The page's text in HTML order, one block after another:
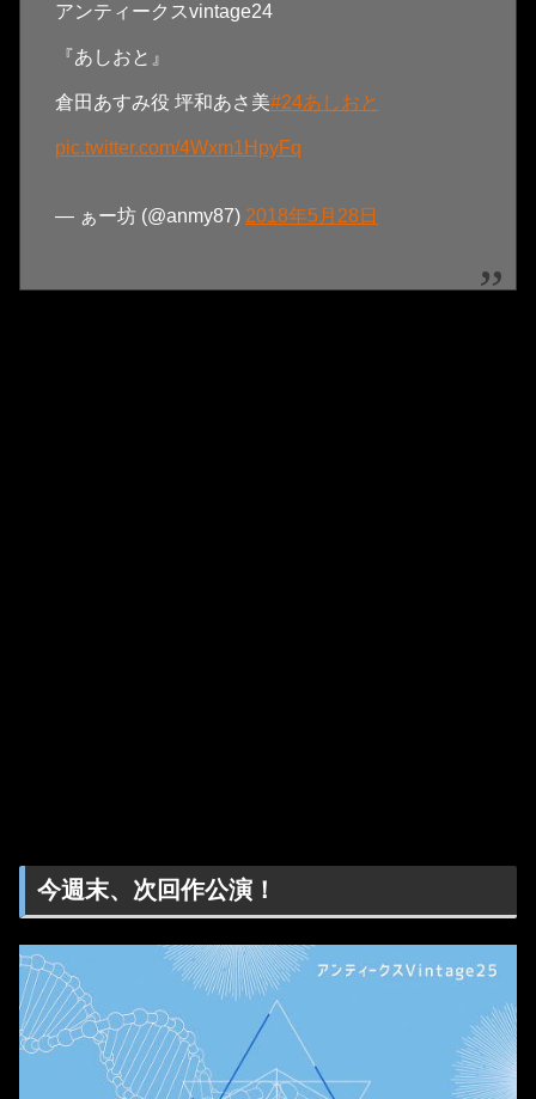
アンティークスvintage24
『あしおと』
倉田あすみ役 坪和あさ美#24あしおと
pic.twitter.com/4Wxm1HpyFq
— ぁー坊 (@anmy87) 2018年5月28日
今週末、次回作公演！